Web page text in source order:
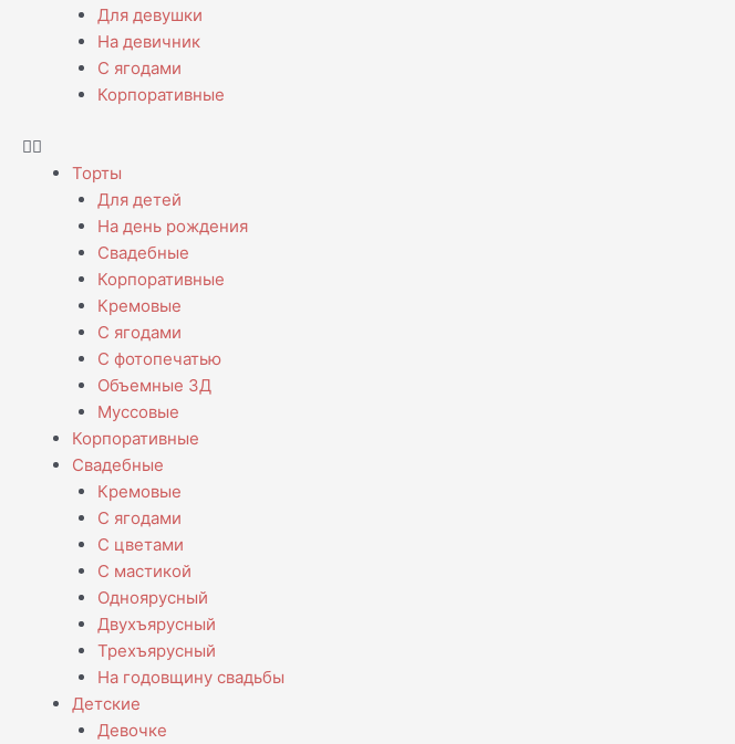
Для девушки
На девичник
С ягодами
Корпоративные
Торты
Для детей
На день рождения
Свадебные
Корпоративные
Кремовые
С ягодами
С фотопечатью
Объемные 3Д
Муссовые
Корпоративные
Свадебные
Кремовые
С ягодами
С цветами
С мастикой
Одноярусный
Двухъярусный
Трехъярусный
На годовщину свадьбы
Детские
Девочке